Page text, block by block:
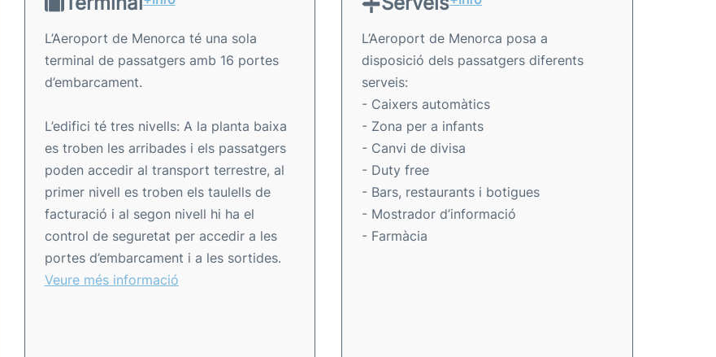
L’Aeroport de Menorca té una sola
terminal de passatgers amb 16 portes
d’embarcament.
L’edifici té tres nivells: A la planta baixa
es troben les arribades i els passatgers
poden accedir al transport terrestre, al
primer nivell es troben els taulells de
facturació i al segon nivell hi ha el
control de seguretat per accedir a les
portes d’embarcament i a les sortides.
Veure més informació
L’Aeroport de Menorca posa a
disposició dels passatgers diferents
serveis:
- Caixers automàtics
- Zona per a infants
- Canvi de divisa
- Duty free
- Bars, restaurants i botigues
- Mostrador d’informació
- Farmàcia